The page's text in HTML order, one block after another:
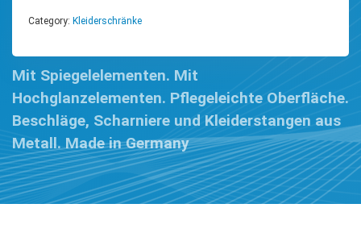
Category: Kleiderschränke
Mit Spiegelelementen. Mit
Hochglanzelementen. Pflegeleichte Oberfläche.
Beschläge, Scharniere und Kleiderstangen aus
Metall. Made in Germany